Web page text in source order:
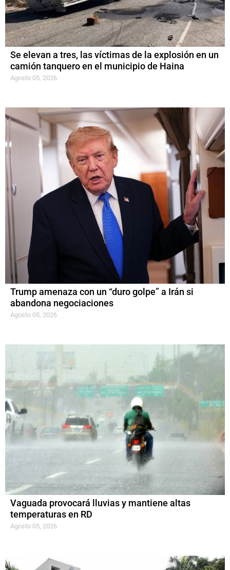
Se elevan a tres, las víctimas de la explosión en un
camión tanquero en el municipio de Haina
Agosto 05, 2026
Trump amenaza con un “duro golpe” a Irán si
abandona negociaciones
Agosto 05, 2026
Vaguada provocará lluvias y mantiene altas
temperaturas en RD
Agosto 05, 2026